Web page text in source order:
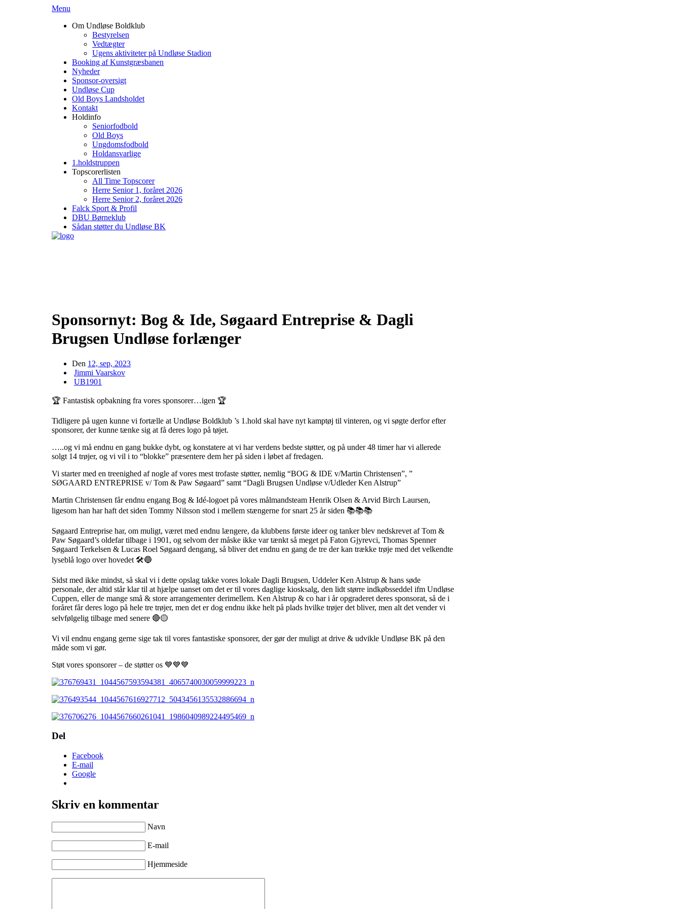
Menu
Om Undløse Boldklub
Bestyrelsen
Vedtægter
Ugens aktiviteter på Undløse Stadion
Booking af Kunstgræsbanen
Nyheder
Sponsor-oversigt
Undløse Cup
Old Boys Landsholdet
Kontakt
Holdinfo
Seniorfodbold
Old Boys
Ungdomsfodbold
Holdansvarlige
1.holdstruppen
Topscorerlisten
All Time Topscorer
Herre Senior 1, foråret 2026
Herre Senior 2, foråret 2026
Falck Sport & Profil
DBU Børneklub
Sådan støtter du Undløse BK
Sponsornyt: Bog & Ide, Søgaard Entreprise & Dagli
Brugsen Undløse forlænger
Den 12, sep, 2023
Jimmi Vaarskov
UB1901
🏆 Fantastisk opbakning fra vores sponsorer…igen 🏆
Tidligere på ugen kunne vi fortælle at Undløse Boldklub ’s 1.hold skal have nyt kamptøj til vinteren, og vi søgte derfor efter
sponsorer, der kunne tænke sig at få deres logo på tøjet.
…..og vi må endnu en gang bukke dybt, og konstatere at vi har verdens bedste støtter, og på under 48 timer har vi allerede
solgt 14 trøjer, og vi vil i to “blokke” præsentere dem her på siden i løbet af fredagen.
Vi starter med en treenighed af nogle af vores mest trofaste støtter, nemlig “BOG & IDE v/Martin Christensen”, ”
SØGAARD ENTREPRISE v/ Tom & Paw Søgaard” samt “Dagli Brugsen Undløse v/Udleder Ken Alstrup”
Martin Christensen får endnu engang Bog & Idé-logoet på vores målmandsteam Henrik Olsen & Arvid Birch Laursen,
ligesom han har haft det siden Tommy Nilsson stod i mellem stængerne for snart 25 år siden 📚📚📚
Søgaard Entreprise har, om muligt, været med endnu længere, da klubbens første ideer og tanker blev nedskrevet af Tom &
Paw Søgaard’s oldefar tilbage i 1901, og selvom der måske ikke var tænkt så meget på Faton Gjyrevci, Thomas Spenner
Søgaard Terkelsen & Lucas Roel Søgaard dengang, så bliver det endnu en gang de tre der kan trække trøje med det velkendte
lyseblå logo over hovedet 🛠🔵
Sidst med ikke mindst, så skal vi i dette opslag takke vores lokale Dagli Brugsen, Uddeler Ken Alstrup & hans søde
personale, der altid står klar til at hjælpe uanset om det er til vores daglige kiosksalg, den lidt større indkøbsseddel ifm Undløse
Cuppen, eller de mange små & store arrangementer derimellem. Ken Alstrup & co har i år opgraderet deres sponsorat, så de i
foråret får deres logo på hele tre trøjer, men det er dog endnu ikke helt på plads hvilke trøjer det bliver, men alt det vender vi
selvfølgelig tilbage med senere 🔴🟡
Vi vil endnu engang gerne sige tak til vores fantastiske sponsorer, der gør der muligt at drive & udvikle Undløse BK på den
måde som vi gør.
Støt vores sponsorer – de støtter os 💙💙💙
Del
Facebook
E-mail
Google
Skriv en kommentar
Navn
E-mail
Hjemmeside